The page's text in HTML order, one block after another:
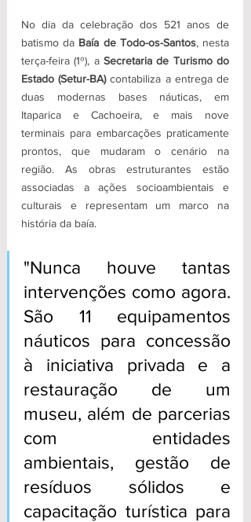
No dia da celebração dos 521 anos de
batismo da Baía de Todo-os-Santos, nesta
terça-feira (1º), a Secretaria de Turismo do
Estado (Setur-BA) contabiliza a entrega de
duas modernas bases náuticas, em
Itaparica e Cachoeira, e mais nove
terminais para embarcações praticamente
prontos, que mudaram o cenário na
região. As obras estruturantes estão
associadas a ações socioambientais e
culturais e representam um marco na
história da baía.
"Nunca houve tantas
intervenções como agora.
São 11 equipamentos
náuticos para concessão
à iniciativa privada e a
restauração de um
museu, além de parcerias
com entidades
ambientais, gestão de
resíduos sólidos e
capacitação turística para